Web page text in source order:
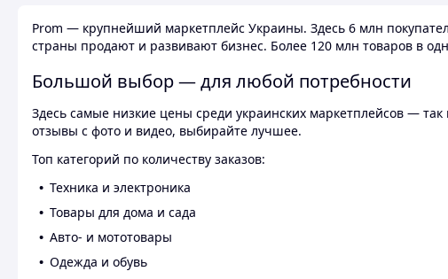
Prom — крупнейший маркетплейс Украины. Здесь 6 млн
страны продают и развивают бизнес. Более 120 млн товаров в
Большой выбор — для любой потребности
Здесь самые низкие цены среди украинских маркетплейсов —
отзывы с фото и видео, выбирайте лучшее.
Топ категорий по количеству заказов:
Техника и электроника
Товары для дома и сада
Авто- и мототовары
Одежда и обувь